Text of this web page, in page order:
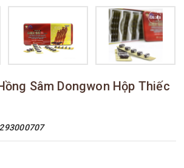
Sâm Dongwon Hộp Thiếc